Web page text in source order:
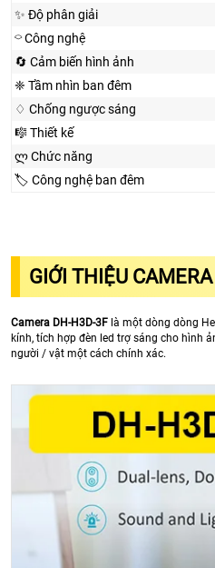
✨ Độ phân giải
⌔ Công nghệ
🔄 Cảm biến hình ảnh
❈ Tầm nhìn ban đêm
♢ Chống ngược sáng
🎼️ Thiết kế
ლ Chức năng
🏷 Công nghệ ban đêm
GIỚI THIỆU
Camera DH-H3D-3F là một dòng dòng
kính, tích hợp đèn led trợ sáng cho hình
người / vật một cách chính xác.